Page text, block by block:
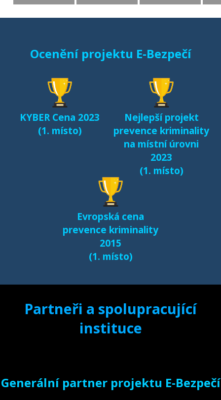
Ocenění projektu E-Bezpečí
KYBER Cena 2023
(1. místo)
Nejlepší projekt
prevence kriminality
na místní úrovni
2023
(1. místo)
Evropská cena
prevence kriminality
2015
(1. místo)
Partneři a spolupracující
instituce
Generální partner projektu E-Bezpečí